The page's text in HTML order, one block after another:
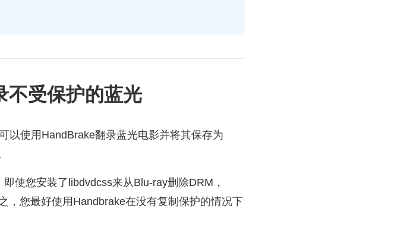
不受保护的蓝光
以使用HandBrake翻录蓝光电影并将其保存为
使您安装了libdvdcss来从Blu-ray删除DRM，
，您最好使用Handbrake在没有复制保护的情况下